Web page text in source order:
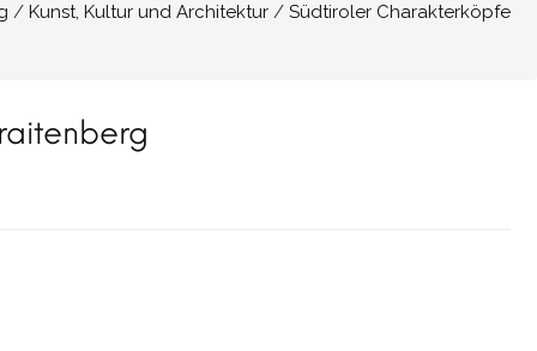
Kunst, Kultur und Architektur Südtiroler Charakterköpfe